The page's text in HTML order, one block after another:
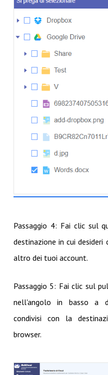
Passaggio 4: Fai clic sul
destinazione in cui desideri
altro dei tuoi account.
Passaggio 5: Fai clic sul
nell'angolo in basso a
condivisi con la
browser.